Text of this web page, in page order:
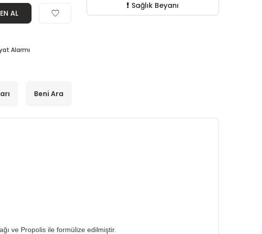
AL
Alarmı
Sağlık Beyanı
Beni Ara
ve Propolis ile formülize edilmiştir.